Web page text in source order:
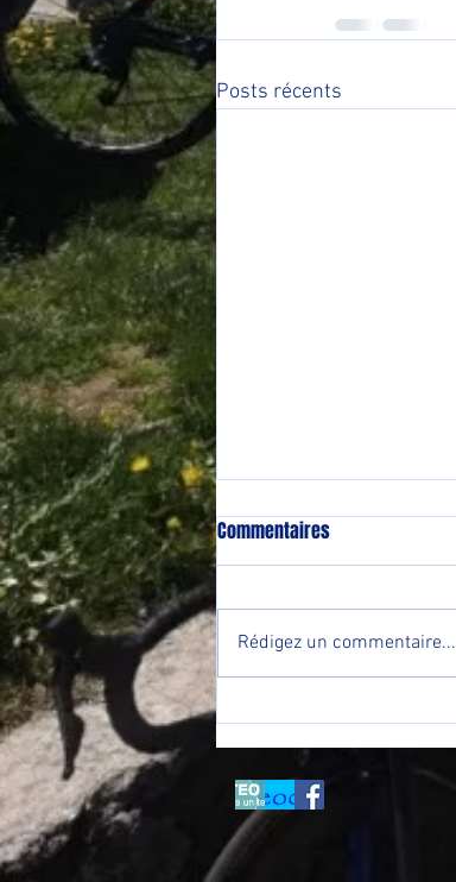
Posts récents
Hommage à Jean Pierre
Commentaires
Rédigez un commentaire...